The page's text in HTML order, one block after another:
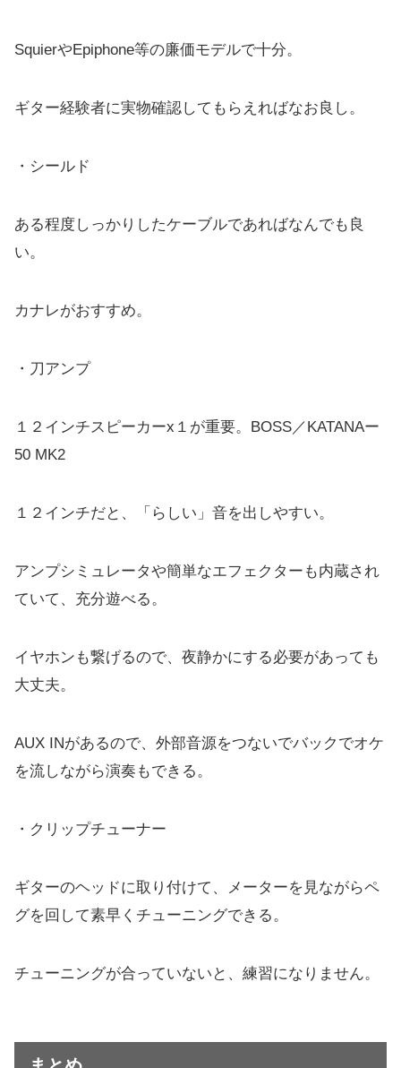
SquierやEpiphone等の廉価モデルで十分。
ギター経験者に実物確認してもらえればなお良し。
・シールド
ある程度しっかりしたケーブルであればなんでも良
い。
カナレがおすすめ。
・刀アンプ
１２インチスピーカーx１が重要。BOSS／KATANAー
50 MK2
１２インチだと、「らしい」音を出しやすい。
アンプシミュレータや簡単なエフェクターも内蔵され
ていて、充分遊べる。
イヤホンも繋げるので、夜静かにする必要があっても
大丈夫。
AUX INがあるので、外部音源をつないでバックでオケ
を流しながら演奏もできる。
・クリップチューナー
ギターのヘッドに取り付けて、メーターを見ながらペ
グを回して素早くチューニングできる。
チューニングが合っていないと、練習になりません。